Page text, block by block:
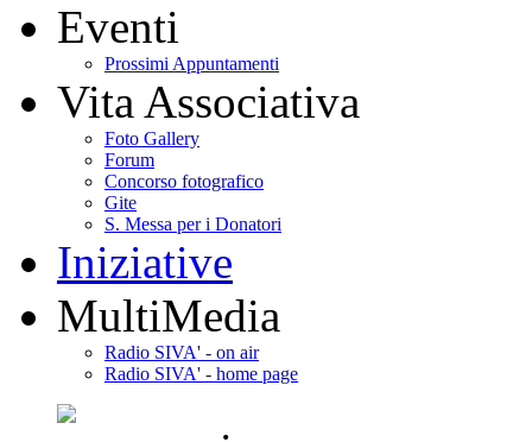
Eventi
Prossimi Appuntamenti
Vita Associativa
Foto Gallery
Forum
Concorso fotografico
Gite
S. Messa per i Donatori
Iniziative
MultiMedia
Radio SIVA' - on air
Radio SIVA' - home page